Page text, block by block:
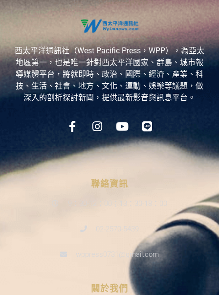
西太平洋通訊社（West Pacific Press，WPP），為亞太
地區第一，也是唯一針對西太平洋國家、群島、城市報
導媒體平台，將就即時、政治、國際、經濟、產業、科
技、生活、社會、地方、文化、運動、娛樂等議題，做
深入的剖析探討新聞，提供最新影音與訊息平台。
聯絡資訊
9：30-12：00；13：30-18：00
02-2570-5439
wppress0731@gmail.com
關於我們